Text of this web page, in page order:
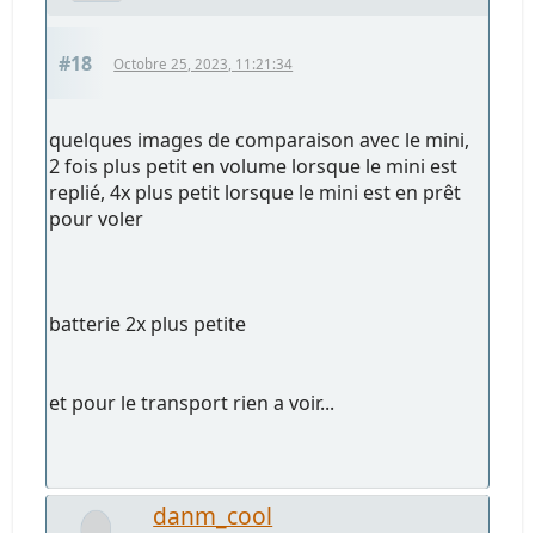
#18 Octobre 25, 2023, 11:21:34
quelques images de comparaison avec le mini,
2 fois plus petit en volume lorsque le mini est
replié, 4x plus petit lorsque le mini est en prêt
pour voler
batterie 2x plus petite
et pour le transport rien a voir...
danm_cool